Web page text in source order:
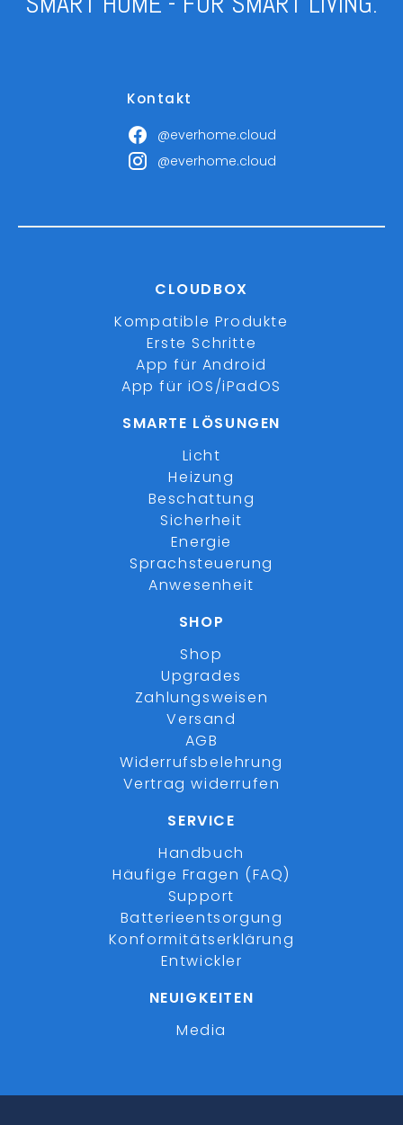
Kontakt
@everhome.cloud
@everhome.cloud
CLOUDBOX
Kompatible Produkte
Erste Schritte
App für Android
App für iOS/iPadOS
SMARTE LÖSUNGEN
Licht
Heizung
Beschattung
Sicherheit
Energie
Sprachsteuerung
Anwesenheit
SHOP
Shop
Upgrades
Zahlungsweisen
Versand
AGB
Widerrufsbelehrung
Vertrag widerrufen
SERVICE
Handbuch
Häufige Fragen (FAQ)
Support
Batterieentsorgung
Konformitätserklärung
Entwickler
NEUIGKEITEN
Media